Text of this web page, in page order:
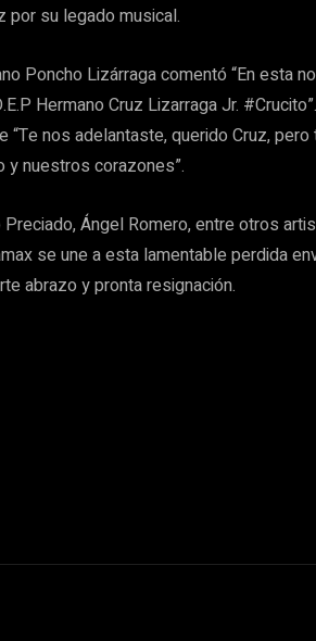
por su legado musical.
Poncho Lizárraga comentó “En esta
Hermano Cruz Lizarraga Jr.
nos adelantaste, querido Cruz,
y nuestros corazones”.
Ángel Romero, entre otros
se une a esta lamentable perdida
abrazo y pronta resignación.